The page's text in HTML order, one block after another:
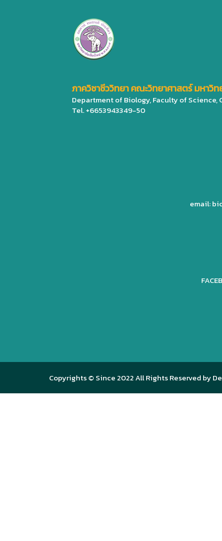
ภาควิชาชีววิทยา คณะวิทยาศาสตร์ มหาวิท
Department of Biology, Faculty of
Tel. +6653943349-50
email:
Copyrights © Since 2022 All Rights Reserved by